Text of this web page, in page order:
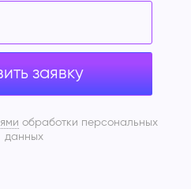
заявку
обработки персональных
данных